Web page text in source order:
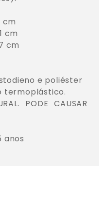
cm
cm
cm
e poliéster
termoplástico.
PODE CAUSAR
anos